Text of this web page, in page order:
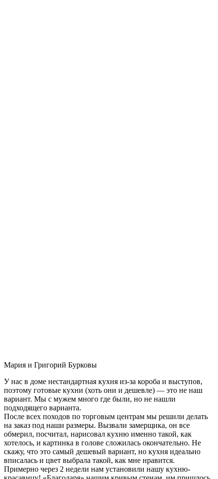
Мария и Григорий Бурковы
У нас в доме нестандартная кухня из-за короба и выступов,
поэтому готовые кухни (хоть они и дешевле) — это не наш
вариант. Мы с мужем много где были, но не нашли
подходящего варианта.
После всех походов по торговым центрам мы решили делать
на заказ под наши размеры. Вызвали замерщика, он все
обмерил, посчитал, нарисовал кухню именно такой, как
хотелось, и картинка в голове сложилась окончательно. Не
скажу, что это самый дешевый вариант, но кухня идеально
вписалась и цвет выбрала такой, как мне нравится.
Примерно через 2 недели нам установили нашу кухню-